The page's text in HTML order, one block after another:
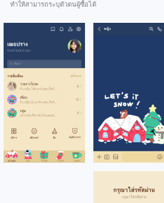
ทำให้สามารถระบุตัวตนผู้ซื้อได้